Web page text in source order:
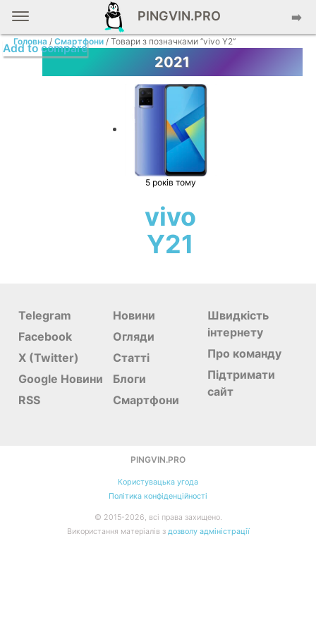
PINGVIN.PRO ➡️
Головна /Смартфони / Товари з позначками “vivo Y2”
2021
5 років тому
vivo
Y21
Add to compare
Telegram
Facebook
X (Twitter)
Google Новини
RSS
Новини
Огляди
Статті
Блоги
Смартфони
Швидкість
інтернету
Про команду
Підтримати
сайт
PINGVIN.PRO
Користувацька угода
Політика конфіденційності
© 2015-2026, всі права захищено.
Використання матеріалів з дозволу адміністрації